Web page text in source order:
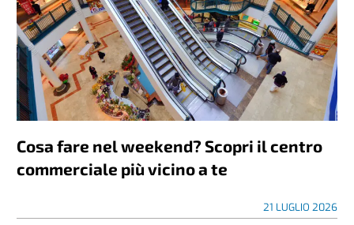
Cosa fare nel weekend? Scopri il centro
commerciale più vicino a te
21 LUGLIO 2026